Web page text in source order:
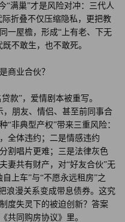
“满巢”才是风险对冲：三代人
折叠不仅压缩隐私，更把教
一屋檐，形成“上有老、下无
不敢生，也不敢死。
商业合伙？
款”，爱情剧本被重写。
，朋友、情侣、甚至前同事合
“非典型产权”带来三重风险：
全体违约；二是情感违约
唱片更难；三是法律灰色
共有财产，对“好友合伙”无
上车”与“不愿永远租房”之
浪漫关系变成带息债券。这究
度失灵下的被迫创新？答案
共同购房协议》里。